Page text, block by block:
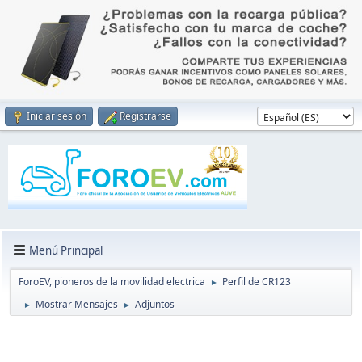
Iniciar sesión Registrarse
Menú Principal
ForoEV, pioneros de la movilidad electrica ► Perfil de CR123
► Mostrar Mensajes ► Adjuntos